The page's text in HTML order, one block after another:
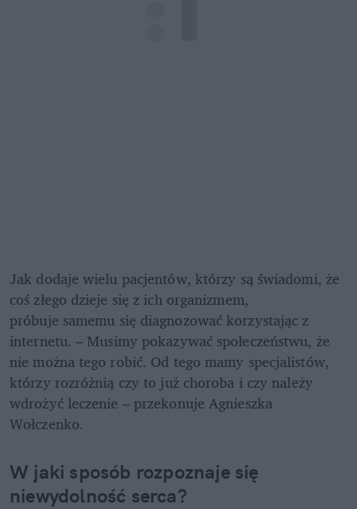
Jak dodaje wielu pacjentów, którzy są świadomi, że
coś złego dzieje się z ich organizmem,
próbuje samemu się diagnozować korzystając z
internetu. – Musimy pokazywać społeczeństwu, że
nie można tego robić. Od tego mamy specjalistów,
którzy rozróżnią czy to już choroba i czy należy
wdrożyć leczenie – przekonuje Agnieszka
Wołczenko.
W jaki sposób rozpoznaje się
niewydolność serca?